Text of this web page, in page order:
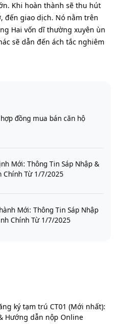
Khi hoàn thành sẽ thu hút
đến giao dịch. Nó nằm trên
Hai vốn dĩ thường xuyên ùn
sẽ dẫn đến ách tắc nghiêm
đồng mua bán căn hộ
Mới: Thông Tin Sáp Nhập &
Chính Từ 1/7/2025
Mới: Thông Tin Sáp Nhập
Chính Từ 1/7/2025
ký tạm trú CT01 (Mới nhất):
Hướng dẫn nộp Online